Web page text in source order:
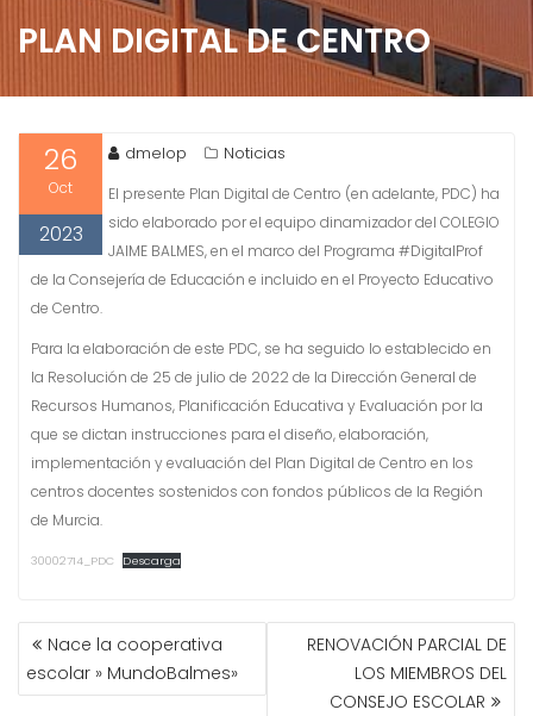
PLAN DIGITAL DE CENTRO
26
Oct
2023
dmelop Noticias
El presente Plan Digital de Centro (en adelante, PDC) ha
sido elaborado por el equipo dinamizador del COLEGIO
JAIME BALMES, en el marco del Programa #DigitalProf
de la Consejería de Educación e incluido en el Proyecto Educativo
de Centro.
Para la elaboración de este PDC, se ha seguido lo establecido en
la Resolución de 25 de julio de 2022 de la Dirección General de
Recursos Humanos, Planificación Educativa y Evaluación por la
que se dictan instrucciones para el diseño, elaboración,
implementación y evaluación del Plan Digital de Centro en los
centros docentes sostenidos con fondos públicos de la Región
de Murcia.
30002714_PDC Descarga
NAVEGACIÓN
DE
ENTRADAS
Nace la cooperativa
escolar » MundoBalmes»
RENOVACIÓN PARCIAL DE
LOS MIEMBROS DEL
CONSEJO ESCOLAR